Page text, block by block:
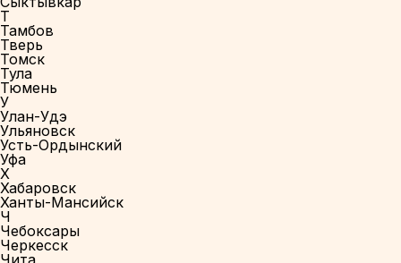
Т
Тамбов
Тверь
Томск
Тула
Тюмень
У
Улан-Удэ
Ульяновск
Усть-Ордынский
Уфа
Х
Хабаровск
Ханты-Мансийск
Ч
Чебоксары
Черкесск